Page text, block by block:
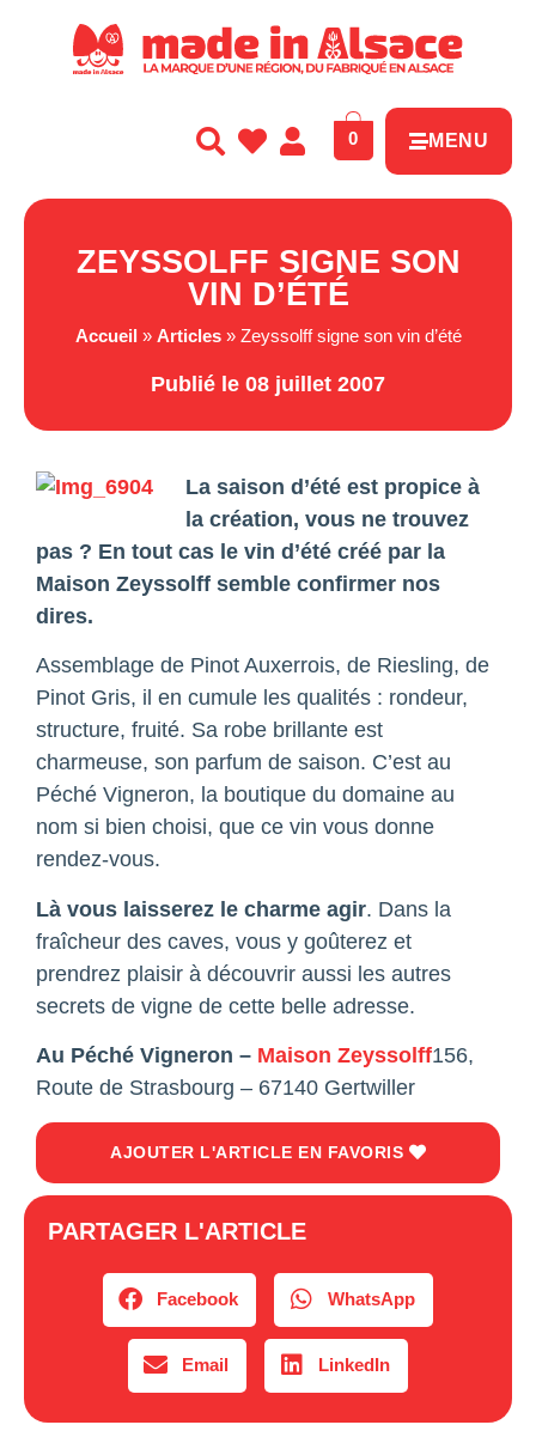
0 MENU
ZEYSSOLFF SIGNE SON
VIN D’ÉTÉ
Accueil » Articles» Zeyssolff signe son vin d’été
Publié le 08 juillet 2007
La saison d’été est propice à
la création, vous ne trouvez
pas ? En tout cas le vin d’été créé par la
Maison Zeyssolff semble confirmer nos
dires.
Assemblage de Pinot Auxerrois, de Riesling, de
Pinot Gris, il en cumule les qualités : rondeur,
structure, fruité. Sa robe brillante est
charmeuse, son parfum de saison. C’est au
Péché Vigneron, la boutique du domaine au
nom si bien choisi, que ce vin vous donne
rendez-vous.
Là vous laisserez le charme agir. Dans la
fraîcheur des caves, vous y goûterez et
prendrez plaisir à découvrir aussi les autres
secrets de vigne de cette belle adresse.
Au Péché Vigneron – Maison Zeyssolff156,
Route de Strasbourg – 67140 Gertwiller
AJOUTER L'ARTICLE EN FAVORIS
PARTAGER L'ARTICLE
Facebook WhatsApp
Email LinkedIn